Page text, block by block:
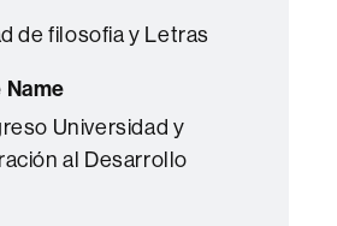
de filosofia y Letras
Universidad y
al Desarrollo